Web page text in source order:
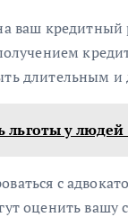
ваш кредитный
длительным
льготы у
с
оценить